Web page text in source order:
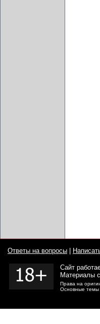
Ответы на вопросы
Сайт
Материалы
Права на
Основные темы